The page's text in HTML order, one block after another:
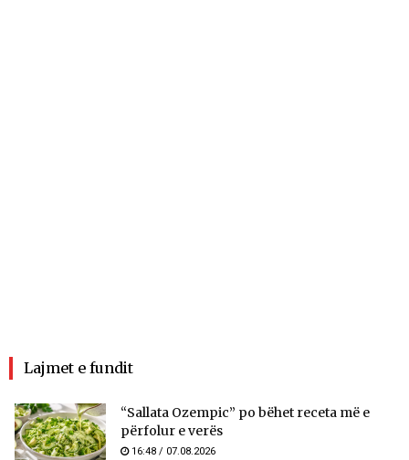
Lajmet e fundit
“Sallata Ozempic” po bëhet receta më e
përfolur e verës
16:48 / 07.08.2026